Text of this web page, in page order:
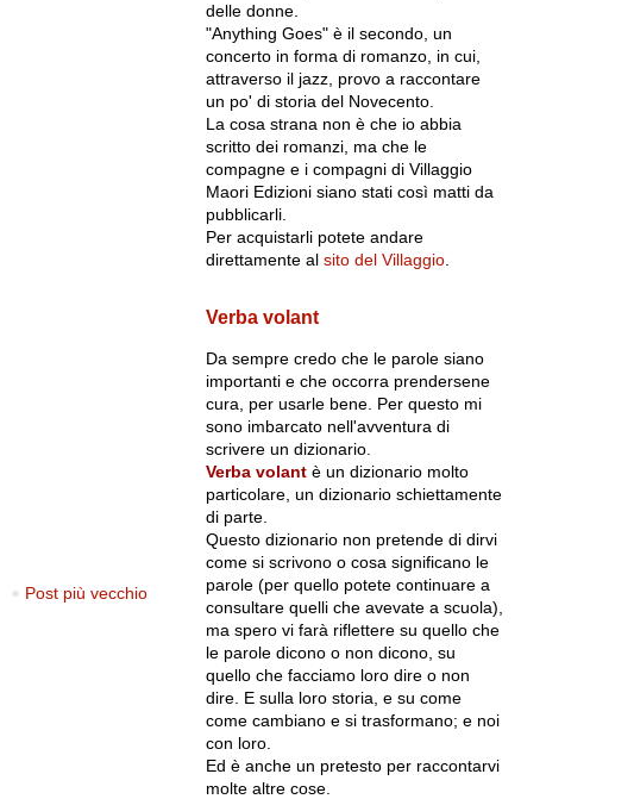
Post più vecchio
delle donne.
"Anything Goes" è il secondo, un
concerto in forma di romanzo, in cui,
attraverso il jazz, provo a raccontare
un po' di storia del Novecento.
La cosa strana non è che io abbia
scritto dei romanzi, ma che le
compagne e i compagni di Villaggio
Maori Edizioni siano stati così matti da
pubblicarli.
Per acquistarli potete andare
direttamente al sito del Villaggio.
Verba volant
Da sempre credo che le parole siano
importanti e che occorra prendersene
cura, per usarle bene. Per questo mi
sono imbarcato nell'avventura di
scrivere un dizionario.
Verba volantè un dizionario molto
particolare, un dizionario schiettamente
di parte.
Questo dizionario non pretende di dirvi
come si scrivono o cosa significano le
parole (per quello potete continuare a
consultare quelli che avevate a scuola),
ma spero vi farà riflettere su quello che
le parole dicono o non dicono, su
quello che facciamo loro dire o non
dire. E sulla loro storia, e su come
come cambiano e si trasformano; e noi
con loro.
Ed è anche un pretesto per raccontarvi
molte altre cose.